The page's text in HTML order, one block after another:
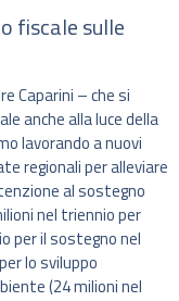
fiscale sulle
Caparini – che si
anche alla luce della
lavorando a nuovi
regionali per alleviare
al sostegno
nel triennio per
per il sostegno nel
lo sviluppo
(24 milioni nel